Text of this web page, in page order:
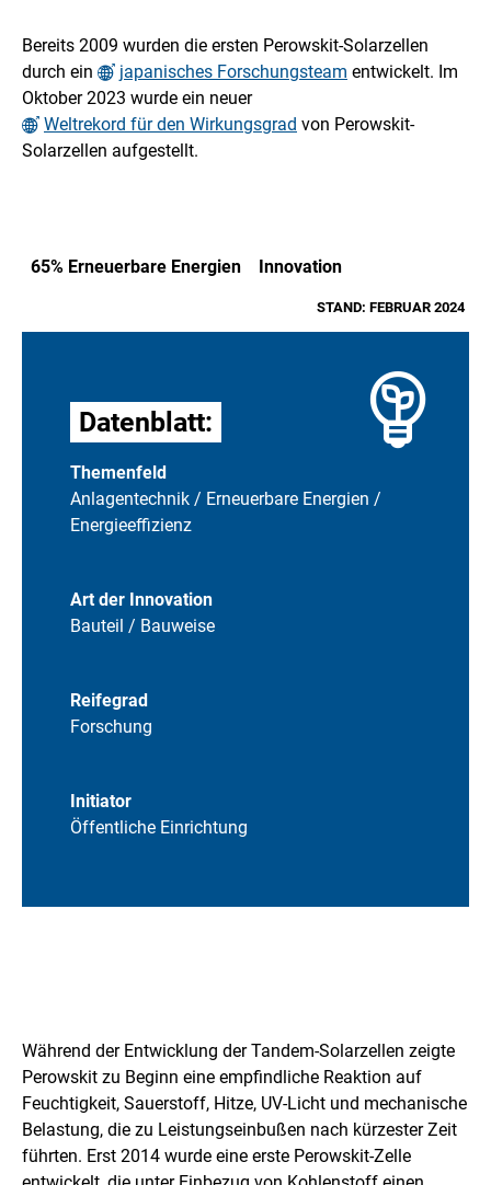
Bereits 2009 wurden die ersten Perowskit-Solarzellen
durch ein
japanisches Forschungsteam entwickelt. Im
Oktober 2023 wurde ein neuer
Weltrekord für den Wirkungsgrad von Perowskit-
Solarzellen aufgestellt.
65% Erneuerbare Energien Innovation
STAND: FEBRUAR 2024
Datenblatt:
Themenfeld
Anlagentechnik / Erneuerbare Energien /
Energieeffizienz
Art der Innovation
Bauteil / Bauweise
Reifegrad
Forschung
Initiator
Öffentliche Einrichtung
r
a
u
Während der Entwicklung der Tandem-Solarzellen zeigte
Perowskit zu Beginn eine empfindliche Reaktion auf
Feuchtigkeit, Sauerstoff, Hitze, UV-Licht und mechanische
Belastung, die zu Leistungseinbußen nach kürzester Zeit
führten. Erst 2014 wurde eine erste Perowskit-Zelle